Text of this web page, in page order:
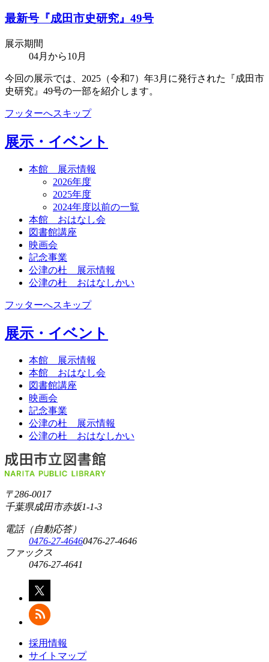
最新号『成田市史研究』49号
展示期間
04月から10月
今回の展示では、2025（令和7）年3月に発行された『成田市
史研究』49号の一部を紹介します。
フッターへスキップ
展示・イベント
本館 展示情報
2026年度
2025年度
2024年度以前の一覧
本館 おはなし会
図書館講座
映画会
記念事業
公津の杜 展示情報
公津の杜 おはなしかい
フッターへスキップ
展示・イベント
本館 展示情報
本館 おはなし会
図書館講座
映画会
記念事業
公津の杜 展示情報
公津の杜 おはなしかい
〒286-0017
千葉県成田市赤坂1-1-3
電話（自動応答）
0476-27-46460476-27-4646
ファックス
0476-27-4641
採用情報
サイトマップ